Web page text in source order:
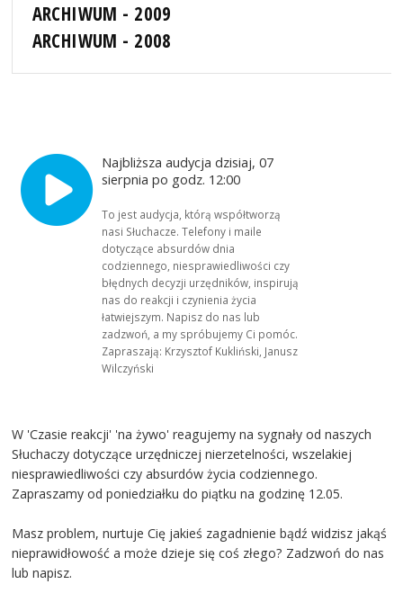
ARCHIWUM - 2009
ARCHIWUM - 2008
Najbliższa audycja dzisiaj, 07
sierpnia po godz. 12:00
To jest audycja, którą współtworzą
nasi Słuchacze. Telefony i maile
dotyczące absurdów dnia
codziennego, niesprawiedliwości czy
błędnych decyzji urzędników, inspirują
nas do reakcji i czynienia życia
łatwiejszym. Napisz do nas lub
zadzwoń, a my spróbujemy Ci pomóc.
Zapraszają: Krzysztof Kukliński, Janusz
Wilczyński
W 'Czasie reakcji' 'na żywo' reagujemy na sygnały od naszych
Słuchaczy dotyczące urzędniczej nierzetelności, wszelakiej
niesprawiedliwości czy absurdów życia codziennego.
Zapraszamy od poniedziałku do piątku na godzinę 12.05.
Masz problem, nurtuje Cię jakieś zagadnienie bądź widzisz jakąś
nieprawidłowość a może dzieje się coś złego? Zadzwoń do nas
lub napisz.